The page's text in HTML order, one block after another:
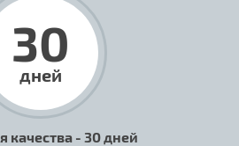
30
дней
качества - 30 дней